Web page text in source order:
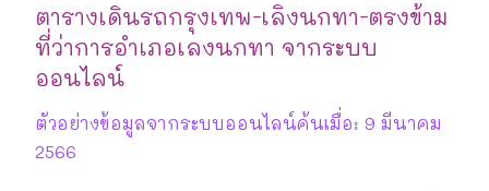
ตารางเดินรถกรุงเทพ-เลิงนกทา-ตรงข้าม
ที่ว่าการอำเภอเลงนกทา จากระบบ
ออนไลน์
ตัวอย่างข้อมูลจากระบบออนไลน์ค้นเมื่อ: 9 มีนาคม
2566